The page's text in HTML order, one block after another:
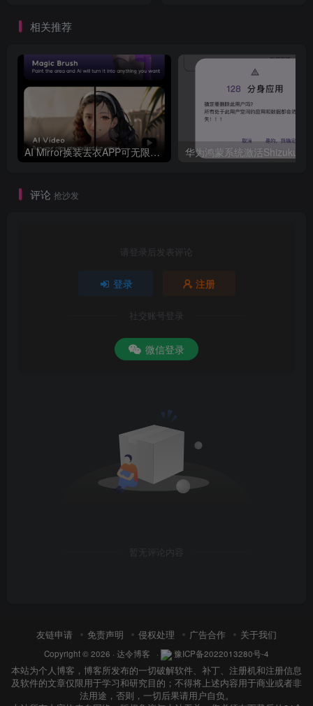
相关推荐
AI Mirror换装去衣APP可无限白嫖！
评论 抢沙发
请登录后发表评论
登录 注册
社交账号登录
微信登录
暂无评论内容
友链申请 免责声明 侵权处理 广告合作 关于我们
Copyright © 2026 · 达令博客 · 豫ICP备2022013280号-4
本站为个人博客，博客所发布的一切破解软件、补丁、注册机和注册信息
及软件的文章仅限用于学习和研究目的；不得将上述内容用于商业或者非
法用途，否则，一切后果请用户自负。